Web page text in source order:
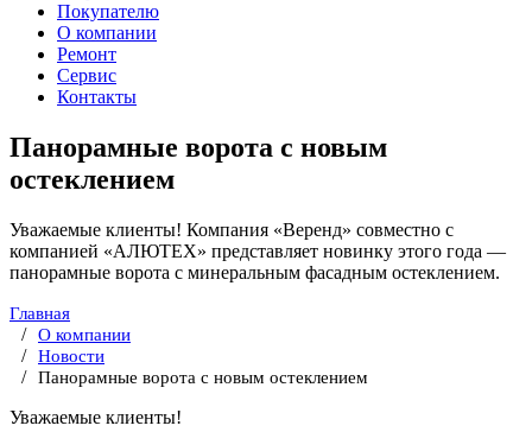
Покупателю
О компании
Ремонт
Сервис
Контакты
Панорамные ворота с новым
остеклением
Уважаемые клиенты! Компания «Веренд» совместно с
компанией «АЛЮТЕХ» представляет новинку этого года —
панорамные ворота с минеральным фасадным остеклением.
Главная
О компании
Новости
Панорамные ворота с новым остеклением
Уважаемые клиенты!